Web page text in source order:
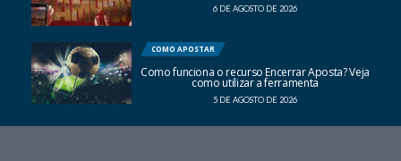
6 DE AGOSTO DE 2026
COMO APOSTAR
Como funciona o recurso Encerrar Aposta? Veja
como utilizar a ferramenta
5 DE AGOSTO DE 2026